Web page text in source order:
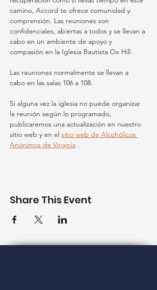
camino, Accord te ofrece comunidad y
comprensión. Las reuniones son
confidenciales, abiertas a todos y se llevan a
cabo en un ambiente de apoyo y
compasión en la Iglesia Bautista Ox Hill.
Las reuniones normalmente se llevan a
cabo en las salas 106 a 108.
Si alguna vez la iglesia no puede organizar
la reunión según lo programado,
publicaremos una actualización en nuestro
sitio web y en el sitio web de Alcohólicos
Anónimos de Virginia .
Share This Event